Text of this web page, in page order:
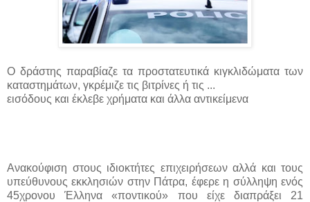
Ο δράστης παραβίαζε τα προστατευτικά κιγκλιδώματα των
καταστημάτων, γκρέμιζε τις βιτρίνες ή τις ...
εισόδους και έκλεβε χρήματα και άλλα αντικείμενα
Ανακούφιση στους ιδιοκτήτες επιχειρήσεων αλλά και τους
υπεύθυνους εκκλησιών στην Πάτρα, έφερε η σύλληψη ενός
45χρονου Έλληνα «ποντικού» που είχε διαπράξει 21